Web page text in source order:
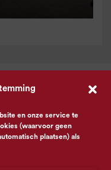
en onze service te
(waarvoor geen
plaatsen) als